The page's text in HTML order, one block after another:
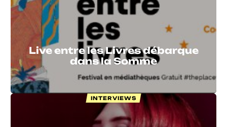
Live entre les Livres débarque
dans la Somme
INTERVIEWS